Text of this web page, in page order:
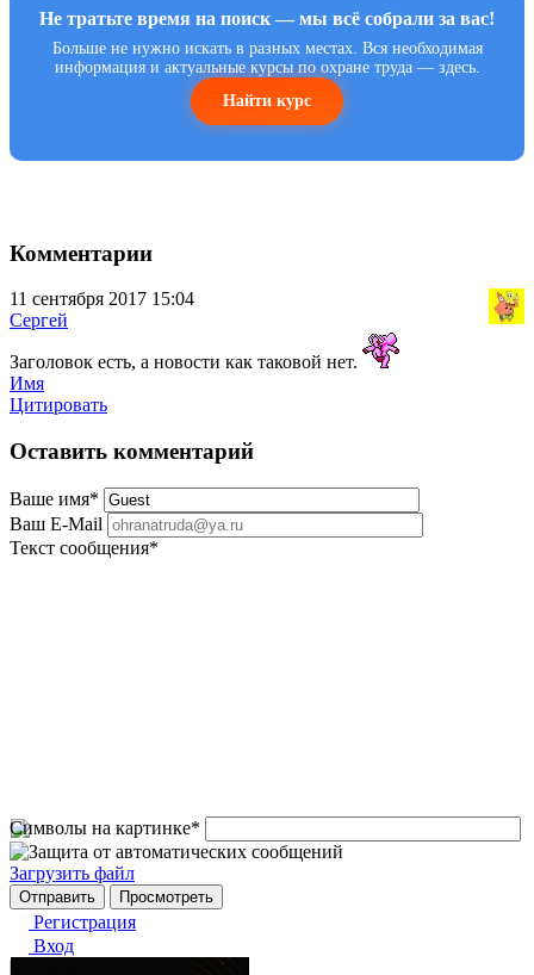
Не тратьте время на поиск — мы всё собрали за вас!
Больше не нужно искать в разных местах. Вся необходимая
информация и актуальные курсы по охране труда — здесь.
Найти курс
Комментарии
11 сентября 2017 15:04
Сергей
Заголовок есть, а новости как таковой нет.
Имя
Цитировать
Оставить комментарий
Ваше имя*
Ваш E-Mail
Текст сообщения*
Символы на картинке*
Загрузить файл
Регистрация
Вход